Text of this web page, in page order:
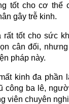
tốt cho cơ thể
gây trễ kinh.
rất tốt cho sức
cân đối,
pháp này.
kinh đa phần
công ba lê,
viên chuyên